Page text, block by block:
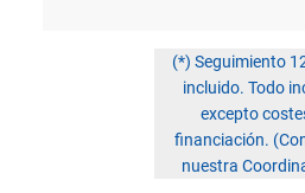
(*) Seguimiento
incluido. Todo
excepto
financiación.
nuestra